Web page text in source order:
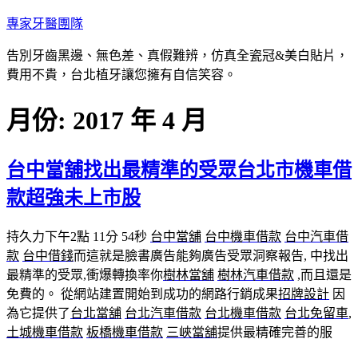
跳
主
要
容
專家牙醫團隊
告別牙齒黑邊、無色差、真假難辨，仿真全瓷冠&美白貼片，
費用不貴，台北植牙讓您擁有自信笑容。
月份: 2017 年 4 月
台中當舖找出最精準的受眾台北市機車借
款超強未上市股
持久力下午2點 11分 54秒 台中當舖 台中機車借款 台中汽車借
款 台中借錢而這就是臉書廣告能夠廣告受眾洞察報告, 中找出
最精準的受眾,衝爆轉換率你樹林當舖 樹林汽車借款 ,而且還是
免費的。 從網站建置開始到成功的網路行銷成果招牌設計 因
為它提供了台北當舖 台北汽車借款 台北機車借款 台北免留車,
土城機車借款 板橋機車借款 三峽當舖提供最精確完善的服